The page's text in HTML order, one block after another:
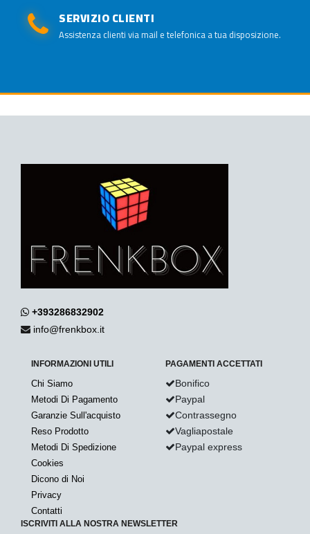
SERVIZIO CLIENTI
Assistenza clienti via mail e telefonica a tua disposizione.
+393286832902
info@frenkbox.it
INFORMAZIONI UTILI
Chi Siamo
Metodi Di Pagamento
Garanzie Sull'acquisto
Reso Prodotto
Metodi Di Spedizione
Cookies
Dicono di Noi
Privacy
Contatti
PAGAMENTI ACCETTATI
Bonifico
Paypal
Contrassegno
Vagliapostale
Paypal express
ISCRIVITI ALLA NOSTRA NEWSLETTER